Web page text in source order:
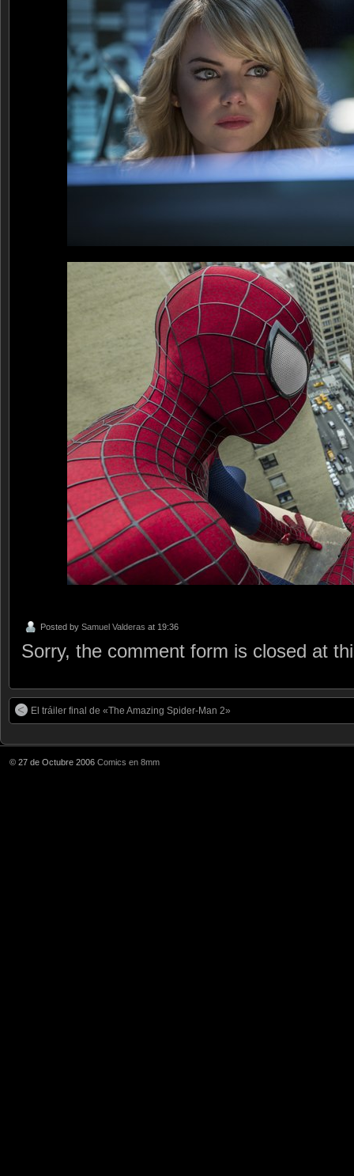
Posted by Samuel Valderas at 19:36
Sorry, the comment form is closed at
El tráiler final de «The Amazing Spider-Man 2»
© 27 de Octubre 2006 Comics en 8mm